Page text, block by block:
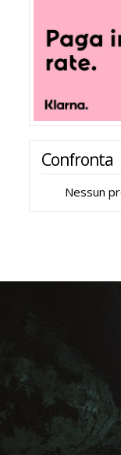
Confronta
Nessun